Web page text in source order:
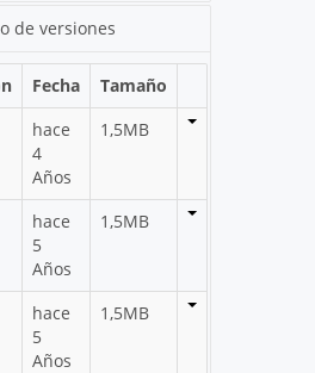
de versiones
Fecha
Tamaño
hace
4
Años
1,5MB
hace
5
Años
1,5MB
hace
5
Años
1,5MB